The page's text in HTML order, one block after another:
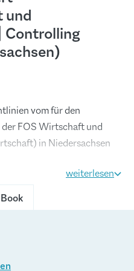
und
Controlling
vom für den
FOS Wirtschaft und
in Niedersachsen
richten sich exakt
Die Lerngebiete der
weiterlesen
(Diese Option ist zurzeit